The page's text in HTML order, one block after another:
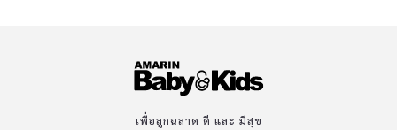
เพื่อลูกฉลาด ดี และ มีสุข